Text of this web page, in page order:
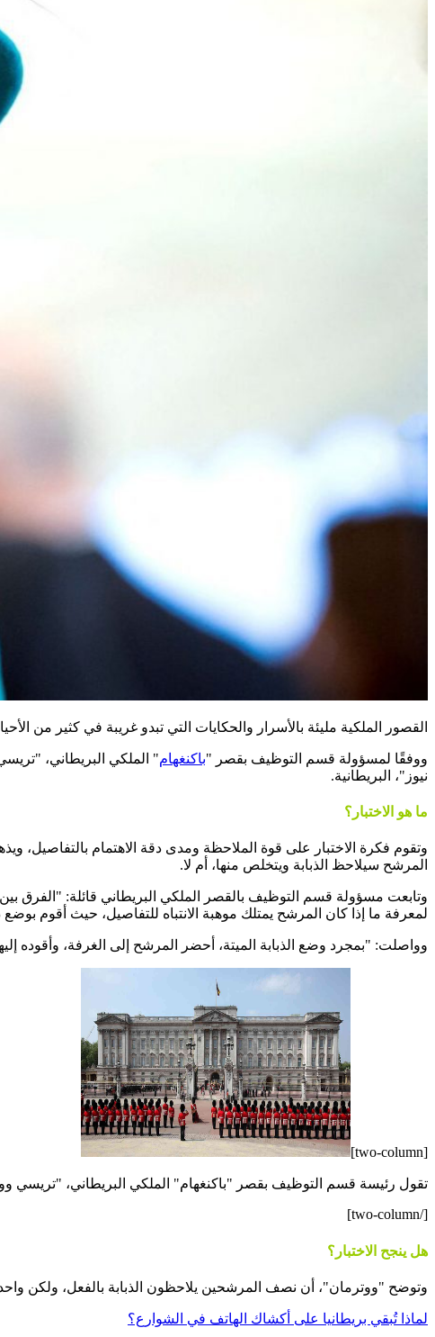
القصور الملكية مليئة بالأسرار والحكايات التي تبدو غريبة في كثير من
ووفقًا لمسؤولة قسم التوظيف بقصر "باكنغهام" الملكي البريطاني،
نيوز"، البريطانية.
ما هو الاختبار؟
وتقوم فكرة الاختبار على قوة الملاحظة ومدى دقة الاهتمام بالتفاصيل،
المرشح سيلاحظ الذبابة ويتخلص منها، أم لا.
وتابعت مسؤولة قسم التوظيف بالقصر الملكي البريطاني قائلة: "الفرق
لمعرفة ما إذا كان المرشح يمتلك موهبة الانتباه للتفاصيل، حيث أقوم
وواصلت: "بمجرد وضع الذبابة الميتة، أحضر المرشح إلى الغرفة، وأقوده
[two-column]
تقول رئيسة قسم التوظيف بقصر "باكنغهام" الملكي البريطاني،
[/two-column]
هل ينجح الاختبار؟
وتوضح "ووترمان"، أن نصف المرشحين يلاحظون الذبابة بالفعل، ولكن واحداً فقط من كل 10 مرشحين ينحني لالتقاطها، وهذا هو بالطبع المرشح
لماذا تُبقي بريطانيا على أكشاك الهاتف في الشوارع؟